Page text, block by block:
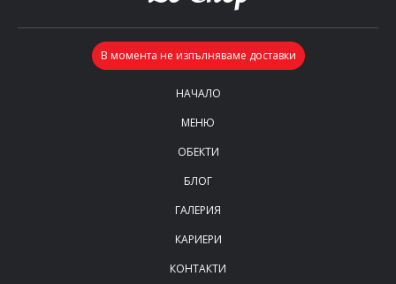
НАЧАЛО
МЕНЮ
ОБЕКТИ
БЛОГ
ГАЛЕРИЯ
КАРИЕРИ
КОНТАКТИ